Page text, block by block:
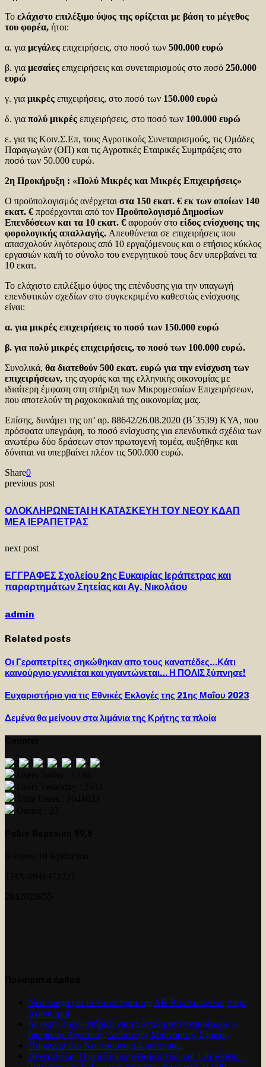
Το ελάχιστο επιλέξιμο ύψος της ορίζεται με βάση το μέγεθος
του φορέα, ήτοι:
α. για μεγάλες επιχειρήσεις, στο ποσό των 500.000 ευρώ
β. για μεσαίες επιχειρήσεις και συνεταιρισμούς στο ποσό 250.000
ευρώ
γ. για μικρές επιχειρήσεις, στο ποσό των 150.000 ευρώ
δ. για πολύ μικρές επιχειρήσεις, στο ποσό των 100.000 ευρώ
ε. για τις Κοιν.Σ.Επ, τους Αγροτικούς Συνεταιρισμούς, τις Ομάδες
Παραγωγών (ΟΠ) και τις Αγροτικές Εταιρικές Συμπράξεις στο
ποσό των 50.000 ευρώ.
2η Προκήρυξη : «Πολύ Μικρές και Μικρές Επιχειρήσεις»
Ο προϋπολογισμός ανέρχεται στα 150 εκατ. € εκ των οποίων 140
εκατ. € προέρχονται από τον Προϋπολογισμό Δημοσίων
Επενδύσεων και τα 10 εκατ. € αφορούν στο είδος ενίσχυσης της
φορολογικής απαλλαγής. Απευθύνεται σε επιχειρήσεις που
απασχολούν λιγότερους από 10 εργαζόμενους και ο ετήσιος κύκλος
εργασιών και/ή το σύνολο του ενεργητικού τους δεν υπερβαίνει τα
10 εκατ.
Το ελάχιστο επιλέξιμο ύψος της επένδυσης για την υπαγωγή
επενδυτικών σχεδίων στο συγκεκριμένο καθεστώς ενίσχυσης
είναι:
α. για μικρές επιχειρήσεις το ποσό των 150.000 ευρώ
β. για πολύ μικρές επιχειρήσεις, το ποσό των 100.000 ευρώ.
Συνολικά, θα διατεθούν 500 εκατ. ευρώ για την ενίσχυση των
επιχειρήσεων, της αγοράς και της ελληνικής οικονομίας με
ιδιαίτερη έμφαση στη στήριξη των Μικρομεσαίων Επιχειρήσεων,
που αποτελούν τη ραχοκοκαλιά της οικονομίας μας.
Επίσης, δυνάμει της υπ’ αρ. 88642/26.08.2020 (Β΄3539) ΚΥΑ, που
πρόσφατα υπεγράφη, το ποσό ενίσχυσης για επενδυτικά σχέδια των
ανωτέρω δύο δράσεων στον πρωτογενή τομέα, αυξήθηκε και
δύναται να υπερβαίνει πλέον τις 500.000 ευρώ.
Share0
previous post
ΟΛΟΚΛΗΡΩΝΕΤΑΙ Η ΚΑΤΑΣΚΕΥΗ ΤΟΥ ΝΕΟΥ ΚΔΑΠ
ΜΕΑ ΙΕΡΑΠΕΤΡΑΣ
next post
ΕΓΓΡΑΦΕΣ Σχολείου 2ης Ευκαιρίας Ιεράπετρας και
παραρτημάτων Σητείας και Αγ. Νικολάου
admin
Related posts
Οι Γεραπετρίτες σηκώθηκαν απο τους καναπέδες…Κάτι
καινούργιο γεννιέται και γιγαντώνεται… Η ΠΟΛΙΣ ξύπνησε!
Ευχαριστήριο για τις Εθνικές Εκλογές της 21ης Μαΐου 2023
Δεμένα θα μείνουν στα λιμάνια της Κρήτης τα πλοία
Νέα εποχή για το καταστημα της ΑΒ Βασιλόπουλος στην
Ιεράπετρα!
61 εκατ. ευρώ στήριξη για τα λιπάσματα ανακοίνωσε ο
υπουργός Αγροτικής Ανάπτυξης Μαργαρίτης Σχοινάς
Πυρκαγια στο Κουτσουναρι Ιεραπετρας.
Βενεζουέλα: Ο χειρότερος σεισμός εδώ και 126 χρόνια –